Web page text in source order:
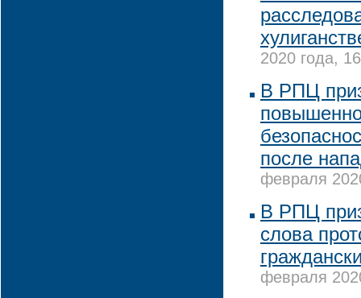
2020 года,
В РПЦ
после
февраля
В РПЦ
слова
февраля